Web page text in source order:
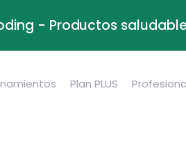
- Productos
Plan PLUS